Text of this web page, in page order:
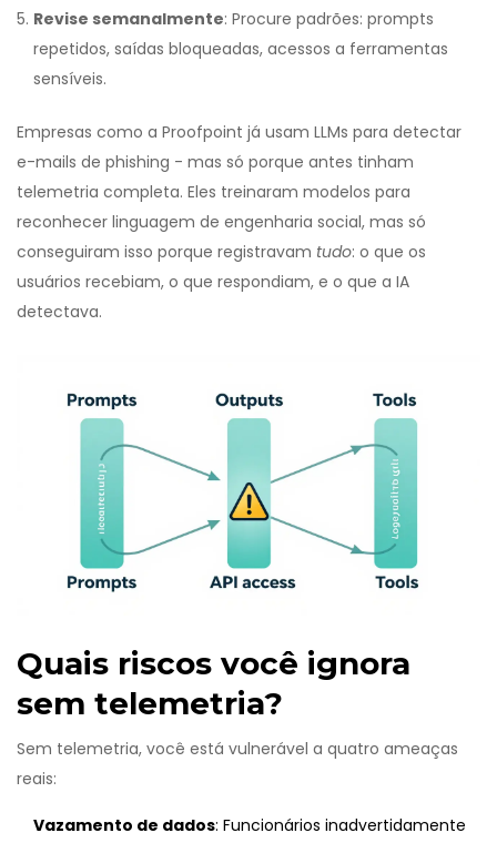
Revise semanalmente: Procure padrões: prompts
repetidos, saídas bloqueadas, acessos a ferramentas
sensíveis.
Empresas como a Proofpoint já usam LLMs para detectar
e-mails de phishing - mas só porque antes tinham
telemetria completa. Eles treinaram modelos para
reconhecer linguagem de engenharia social, mas só
conseguiram isso porque registravam tudo: o que os
usuários recebiam, o que respondiam, e o que a IA
detectava.
Quais riscos você ignora
sem telemetria?
Sem telemetria, você está vulnerável a quatro ameaças
reais:
Vazamento de dados: Funcionários inadvertidamente